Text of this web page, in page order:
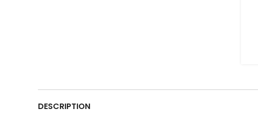
DESCRIPTION